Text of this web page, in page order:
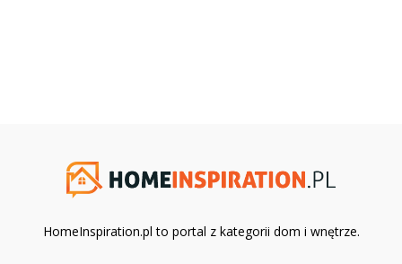
HomeInspiration.pl to portal z kategorii dom i wnętrze.